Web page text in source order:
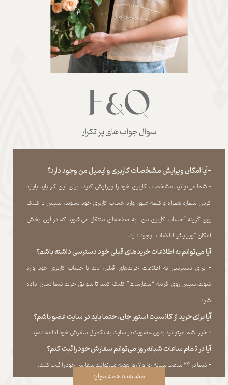
سوال جواب های پر تکرار
-آیا امکان ویرایش مشخصات کاربری و ایمیل من وجود دارد؟
- شما می‏‌توانید مشخصات کاربری خود را ویرایش کنید. برای این کار باید باوارد
کردن شماره همراه و کلمه عبور، وارد حساب کاربری خود بشوید، سپس با کلیک
روی گزینه “حساب کاربری من” به صفحه‏‌ای منتقل می‏‌شوید که در این بخش
امکان “ویرایش اطلاعات” وجود دارد.​​​​​​​
آیا می‌‏توانم به اطلاعات خریدهای قبلی خود دسترسی داشته باشم؟
​​​​​​​- برای دسترسی به اطلاعات خریدهای قبلی، باید با حساب کاربری خود وارد
شوید،سپس روی گزینه “سفارشات” کلیک کنید تا سوابق خرید شما نشان داده
‏شود.​​​​​​​
آیا برای خرید از کانسپت استور جان، حتما باید در سایت عضو باشم؟
​​​​​​​- خیر، شما میتوانید بدون عضویت در سایت به تکمیل سفارش خود ادامه دهید.​​​​​​​
آیا در تمام ساعات شبانه روز می‌توانم سفارش خود را ثبت کنم؟
​​​​​​​​​​​​​​- شما در ۲۴ ساعت شبانه روز و ۷ روز هفته می‌‏توانید سفارش خود را ثبت کنید.
مشاهده همه موارد